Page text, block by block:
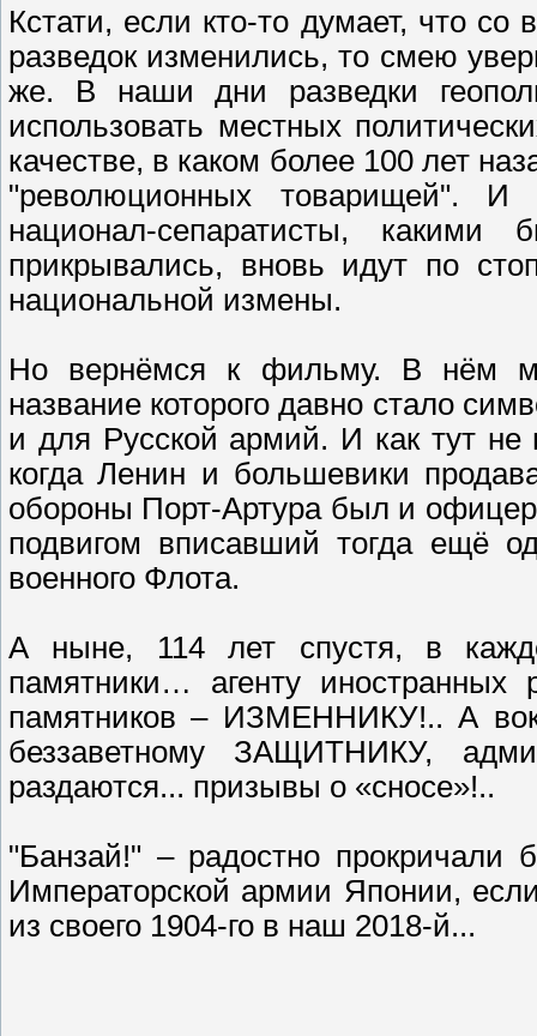
Кстати, если кто-то думает, что
разведок изменились, то смею
же. В наши дни разведки
использовать местных
качестве, в каком более 100 лет
"революционных товарищей". И
национал-сепаратисты,
прикрывались, вновь идут по
национальной измены.
Но вернёмся к фильму. В нём
название которого давно стало
и для Русской армий. И как тут не
когда Ленин и большевики
обороны Порт-Артура был и
подвигом вписавший тогда ещё
военного Флота.
А ныне, 114 лет спустя, в
памятники… агенту
памятников – ИЗМЕННИКУ!.. А
беззаветному ЗАЩИТНИКУ,
раздаются... призывы о «сносе»!..
"Банзай!" – радостно
Императорской армии Японии,
из своего 1904-го в наш 2018-й...